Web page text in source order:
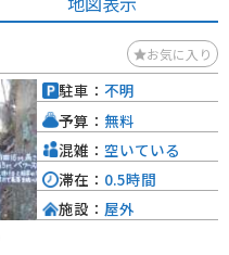
お気に入り
駐車： 不明
予算： 無料
混雑： 空いている
滞在： 0.5時間
施設： 屋外